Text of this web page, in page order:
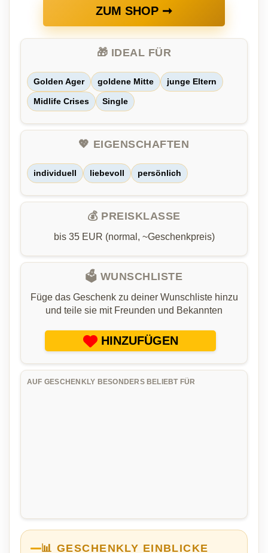
ZUM SHOP ➞
🎁 IDEAL FÜR
Golden Ager goldene Mitte junge Eltern
Midlife Crises Single
💖 EIGENSCHAFTEN
individuell liebevoll persönlich
💰 PREISKLASSE
bis 35 EUR (normal, ~Geschenkpreis)
🗳️ WUNSCHLISTE
Füge das Geschenk zu deiner Wunschliste hinzu
und teile sie mit Freunden und Bekannten
HINZUFÜGEN
AUF GESCHENKLY BESONDERS BELIEBT FÜR
📊 GESCHENKLY EINBLICKE